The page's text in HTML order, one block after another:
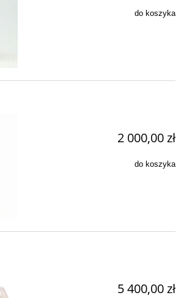
do koszyka
2 000,00 zł
do koszyka
5 400,00 zł